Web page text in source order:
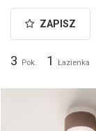
ZAPISZ
3 Pok. 1 Łazienka